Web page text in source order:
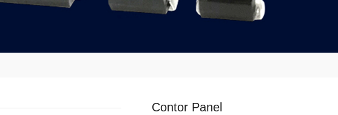
Contor Panel